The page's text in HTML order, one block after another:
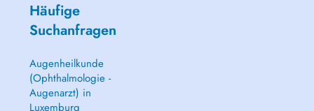
Häufige
Suchanfragen
Augenheilkunde
(Ophthalmologie -
Augenarzt) in
Luxemburg